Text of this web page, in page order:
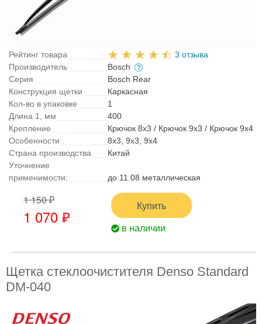
Рейтинг товара
3 отзыва
Производитель
Bosch
Серия
Bosch Rear
Конструкция щетки
Каркасная
Кол-во в упаковке
1
Длина 1, мм
400
Крепление
Крючок 8x3 / Крючок 9x3 / Крючок 9x4
Особенности
8х3, 9х3, 9х4
Страна производства
Китай
Уточнение
применимости:
до 11.08 металлическая
1 150 ₽
1 070 ₽
Купить
в наличии
Щетка стеклоочистителя Denso Standard
DM-040